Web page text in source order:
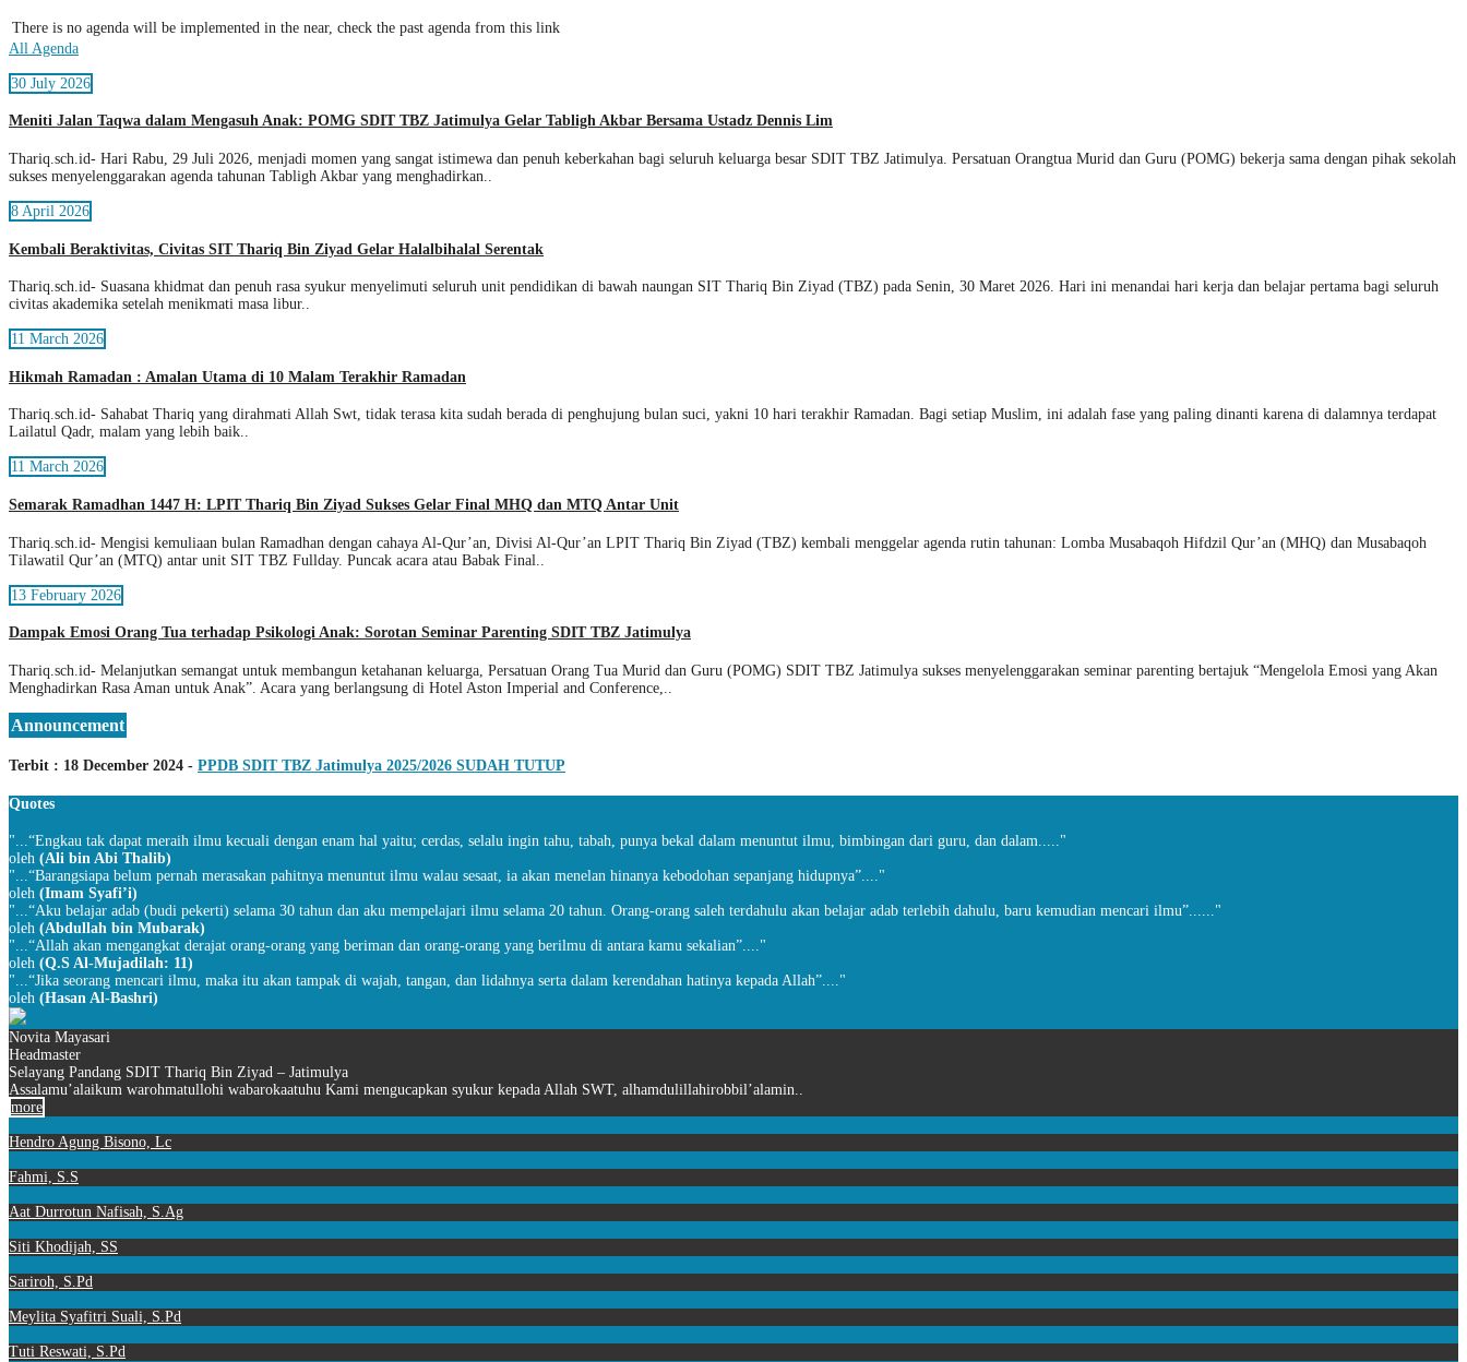
There is no agenda will be implemented in the near, check the past agenda from this link
All Agenda
30 July 2026
Meniti Jalan Taqwa dalam Mengasuh Anak: POMG SDIT TBZ Jatimulya Gelar Tabligh Akbar Bersama Ustadz Dennis Lim
Thariq.sch.id- Hari Rabu, 29 Juli 2026, menjadi momen yang sangat istimewa dan penuh keberkahan bagi seluruh keluarga besar SDIT TBZ Jatimulya. Persatuan Orangtua Murid dan Guru (POMG) bekerja sama dengan pihak sekolah
sukses menyelenggarakan agenda tahunan Tabligh Akbar yang menghadirkan..
8 April 2026
Kembali Beraktivitas, Civitas SIT Thariq Bin Ziyad Gelar Halalbihalal Serentak
Thariq.sch.id- Suasana khidmat dan penuh rasa syukur menyelimuti seluruh unit pendidikan di bawah naungan SIT Thariq Bin Ziyad (TBZ) pada Senin, 30 Maret 2026. Hari ini menandai hari kerja dan belajar pertama bagi seluruh
civitas akademika setelah menikmati masa libur..
11 March 2026
Hikmah Ramadan : Amalan Utama di 10 Malam Terakhir Ramadan
Thariq.sch.id- Sahabat Thariq yang dirahmati Allah Swt, tidak terasa kita sudah berada di penghujung bulan suci, yakni 10 hari terakhir Ramadan. Bagi setiap Muslim, ini adalah fase yang paling dinanti karena di dalamnya terdapat
Lailatul Qadr, malam yang lebih baik..
11 March 2026
Semarak Ramadhan 1447 H: LPIT Thariq Bin Ziyad Sukses Gelar Final MHQ dan MTQ Antar Unit
Thariq.sch.id- Mengisi kemuliaan bulan Ramadhan dengan cahaya Al-Qur’an, Divisi Al-Qur’an LPIT Thariq Bin Ziyad (TBZ) kembali menggelar agenda rutin tahunan: Lomba Musabaqoh Hifdzil Qur’an (MHQ) dan Musabaqoh
Tilawatil Qur’an (MTQ) antar unit SIT TBZ Fullday. Puncak acara atau Babak Final..
13 February 2026
Dampak Emosi Orang Tua terhadap Psikologi Anak: Sorotan Seminar Parenting SDIT TBZ Jatimulya
Thariq.sch.id- Melanjutkan semangat untuk membangun ketahanan keluarga, Persatuan Orang Tua Murid dan Guru (POMG) SDIT TBZ Jatimulya sukses menyelenggarakan seminar parenting bertajuk “Mengelola Emosi yang Akan
Menghadirkan Rasa Aman untuk Anak”. Acara yang berlangsung di Hotel Aston Imperial and Conference,..
Announcement
Terbit : 18 December 2024 - PPDB SDIT TBZ Jatimulya 2025/2026 SUDAH TUTUP
Quotes
"...“Engkau tak dapat meraih ilmu kecuali dengan enam hal yaitu; cerdas, selalu ingin tahu, tabah, punya bekal dalam menuntut ilmu, bimbingan dari guru, dan dalam....."
oleh (Ali bin Abi Thalib)
"...“Barangsiapa belum pernah merasakan pahitnya menuntut ilmu walau sesaat, ia akan menelan hinanya kebodohan sepanjang hidupnya”...."
oleh (Imam Syafi’i)
"...“Aku belajar adab (budi pekerti) selama 30 tahun dan aku mempelajari ilmu selama 20 tahun. Orang-orang saleh terdahulu akan belajar adab terlebih dahulu, baru kemudian mencari ilmu”......"
oleh (Abdullah bin Mubarak)
"...“Allah akan mengangkat derajat orang-orang yang beriman dan orang-orang yang berilmu di antara kamu sekalian”...."
oleh (Q.S Al-Mujadilah: 11)
"...“Jika seorang mencari ilmu, maka itu akan tampak di wajah, tangan, dan lidahnya serta dalam kerendahan hatinya kepada Allah”...."
oleh (Hasan Al-Bashri)
Novita Mayasari
Headmaster
Selayang Pandang SDIT Thariq Bin Ziyad – Jatimulya
Assalamu’alaikum warohmatullohi wabarokaatuhu Kami mengucapkan syukur kepada Allah SWT, alhamdulillahirobbil’alamin..
more
Hendro Agung Bisono, Lc
Fahmi, S.S
Aat Durrotun Nafisah, S.Ag
Siti Khodijah, SS
Sariroh, S.Pd
Meylita Syafitri Suali, S.Pd
Tuti Reswati, S.Pd